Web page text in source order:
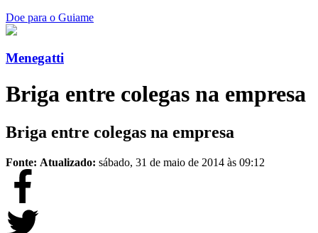
Doe para o Guiame
Menegatti
Briga entre colegas na empresa
Briga entre colegas na empresa
Fonte: Atualizado: sábado, 31 de maio de 2014 às 09:12